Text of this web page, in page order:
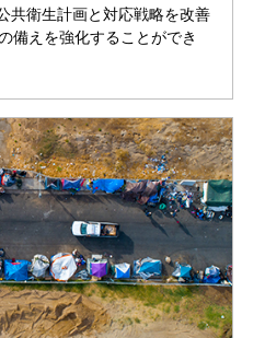
共衛生計画と対応戦略を改善
備えを強化することができ